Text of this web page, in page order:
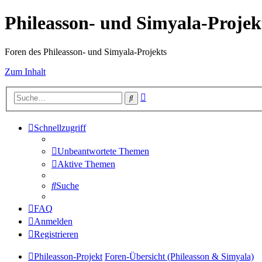
Phileasson- und Simyala-
Foren des Phileasson- und Simyala-Projekts
Zum Inhalt
Suche
Schnellzugriff
Unbeantwortete Themen
Aktive Themen
Suche
FAQ
Anmelden
Registrieren
Phileasson-Projekt Foren-Übersicht (Phileasson & Simyala)